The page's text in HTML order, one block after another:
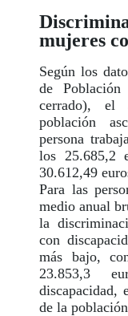
mujeres
Según los
de
cerrado), el
población
persona
los 25.685,2
30.612,49
Para las
medio anual
la
con
más bajo,
23.853,3
discapacidad,
de la